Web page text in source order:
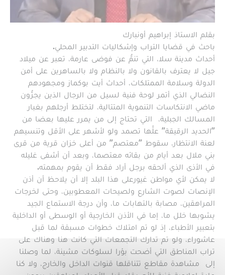
بقلم الاستاذ إبراهيم أونبارك
باحث في قضايا التراب وإشكاليات التدبير المحلي.
أحداث مدينة سلا، التي تنمُّ عن فوضى عارمة، تعبر عن ميلاد
جيل لا يعترف بالقانون ولا بالنظام ولا بالساهرين على أمن
الدولة وسلامة الممتلكات، أحداث أيت بوكماز ومجهودهم
النضالي الذي أتمر لوحة فنية لسيل من الرجال الذين يجرُّون
ماضي الانتكاسات التنموية المتتالية، لتختلط أرجلهم بغبار
المسالك الجبلية، التي تحتاج إلى من يمرر عليها بعضا من
"الحديد الرقيقة" علَّها تصمد ولو لأشهر على الأقل وتنسيهم
لعنة الانتظار، سقوط "معتصم" من أعلى خزان قرية من قرى
بني ملال بعد أيام من بقائه معتصما، وبعد أن أشفى غليله
في الأذى الذي ألحقه برجل أراد فقط أن يقوم بمهمته.
لا يمكن لأي مواطن غيورعلى هذا البلد إلا أن يلاحظ أن أذن
الإنصات لصوت الشارع ولصيحات المعطوبين، وحتى لخرجات
المراهقين، مصابة بالتهابات ما، وأن درجة الاستماع الجيد
يشوبها خلل ما، إما في الأذن الخارجية أو الوسطى أو الداخلية
بتعبير الأطباء، إذ لو تم امتلاك خطوات مسبقة لما قبل
عاشوراء، ولو تم تدارك التجمعات التي كانت هنا وهناك على
تراب المناطق التي أضحت بؤرا لسلوكات مشينة، لما وصلنا
إلى مشاهدة مقاطع تتناقلها قنوات الداخل والخارج، ولا كنا